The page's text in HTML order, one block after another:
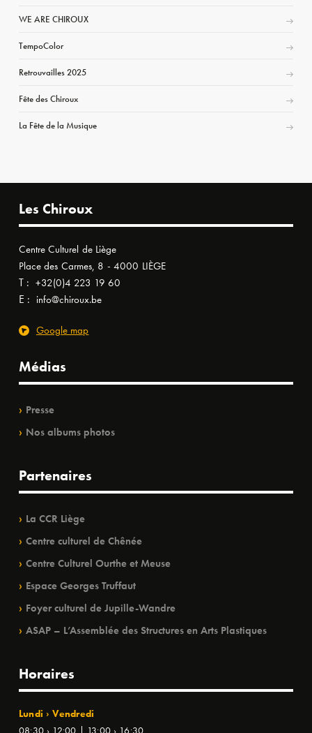
WE ARE CHIROUX
TempoColor
Retrouvailles 2025
Fête des Chiroux
La Fête de la Musique
Les Chiroux
Centre Culturel de Liège
Place des Carmes, 8 - 4000 LIÈGE
T : +32(0)4 223 19 60
E : info@chiroux.be
Google map
Médias
Presse
Nos albums photos
Partenaires
La CCR Liège
Centre culturel de Chênée
Centre Culturel Ourthe et Meuse
Espace Georges Truffaut
Foyer culturel de Jupille-Wandre
ASAP – L’Assemblée des Structures en Arts Plastiques
Horaires
Lundi › Vendredi
08:30 › 12:00 | 13:00 › 16:30